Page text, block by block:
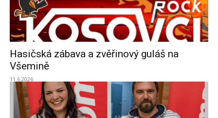
Hasičská zábava a zvěřinový guláš na
Všemině
11.6.2026